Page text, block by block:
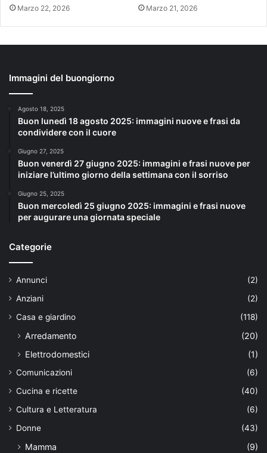
Marzo 22, 2026 Marzo 21, 2026
Immagini del buongiorno
Agosto 18, 2025
Buon lunedì 18 agosto 2025: immagini nuove e frasi da
condividere con il cuore
Giugno 27, 2025
Buon venerdì 27 giugno 2025: immagini e frasi nuove per
iniziare l’ultimo giorno della settimana con il sorriso
Giugno 25, 2025
Buon mercoledì 25 giugno 2025: immagini e frasi nuove
per augurare una giornata speciale
Categorie
Annunci
(2)
Anziani
(2)
Casa e giardino
(118)
Arredamento
(20)
Elettrodomestici
(1)
Comunicazioni
(6)
Cucina e ricette
(40)
Cultura e Letteratura
(6)
Donne
(43)
Mamma (9)